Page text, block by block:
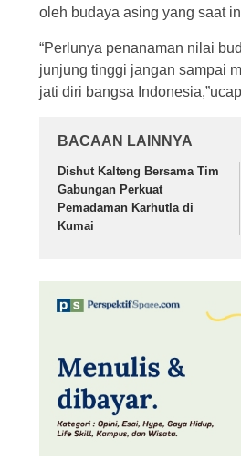
oleh budaya asing yang saat
“Perlunya penanaman nilai
junjung tinggi jangan sampai
jati diri bangsa
BACAAN LAINNYA
Dishut Kalteng Bersama Tim
Gabungan Perkuat
Pemadaman Karhutla di
Kumai